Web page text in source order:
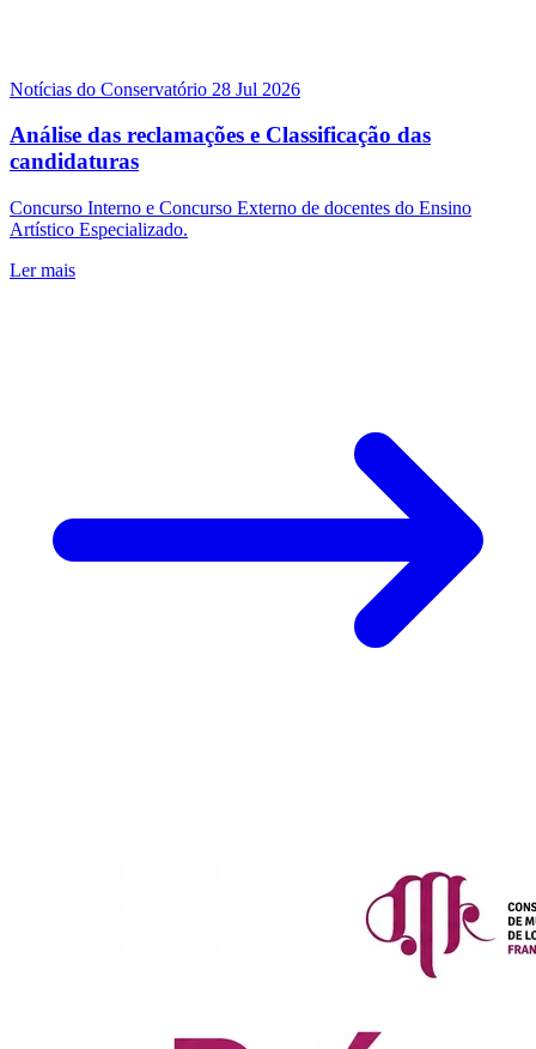
Notícias do Conservatório 28 Jul 2026
Análise das reclamações e Classificação das
candidaturas
Concurso Interno e Concurso Externo de docentes do Ensino
Artístico Especializado.
Ler mais